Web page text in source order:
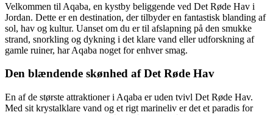
Velkommen til Aqaba, en kystby beliggende ved Det Røde Hav i
Jordan. Dette er en destination, der tilbyder en fantastisk blanding af
sol, hav og kultur. Uanset om du er til afslapning på den smukke
strand, snorkling og dykning i det klare vand eller udforskning af
gamle ruiner, har Aqaba noget for enhver smag.
Den blændende skønhed af Det Røde Hav
En af de største attraktioner i Aqaba er uden tvivl Det Røde Hav.
Med sit krystalklare vand og et rigt marineliv er det et paradis for